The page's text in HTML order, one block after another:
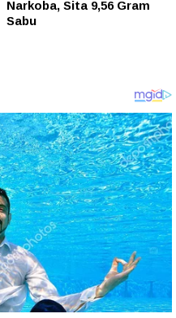
Narkoba, Sita 9,56 Gram
Sabu